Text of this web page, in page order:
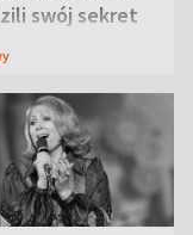
swój sekret